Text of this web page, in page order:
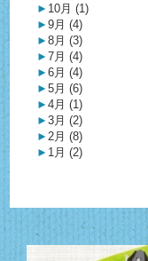
► 10月 (1)
► 9月 (4)
► 8月 (3)
► 7月 (4)
► 6月 (4)
► 5月 (6)
► 4月 (1)
► 3月 (2)
► 2月 (8)
► 1月 (2)